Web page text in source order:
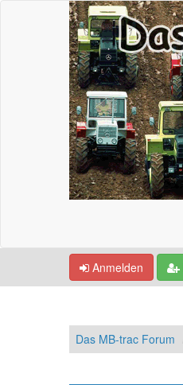
Anmelden
Das MB-trac Forum